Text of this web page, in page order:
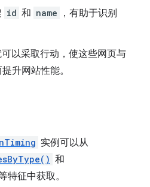
id 和 name
，有助于识别
以采取行动，使这些网页与
升网站性能。
实例可以从
和
特征中获取。